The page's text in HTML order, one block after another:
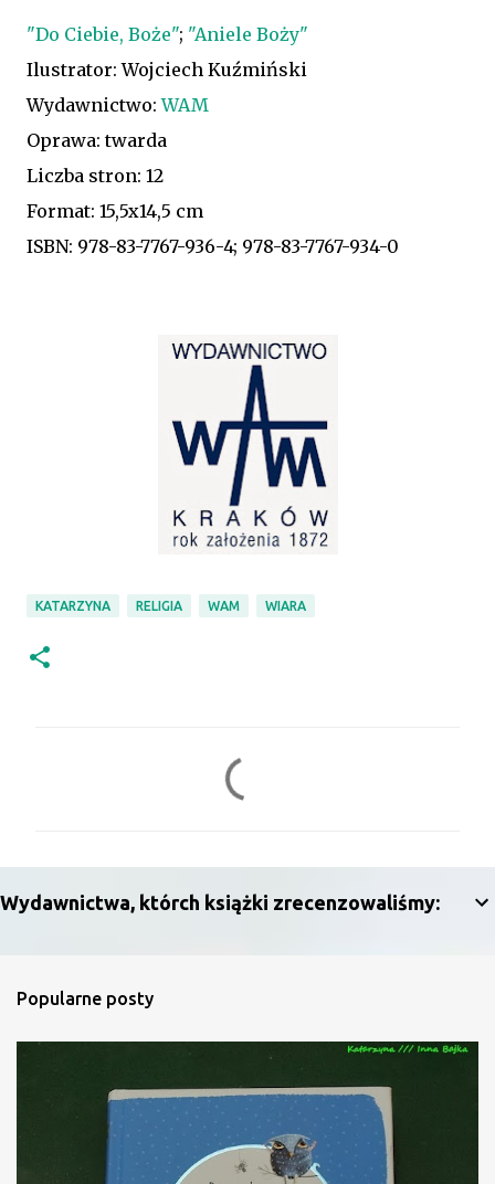
"Do Ciebie, Boże"; "Aniele Boży"
Ilustrator: Wojciech Kuźmiński
Wydawnictwo:WAM
Oprawa: twarda
Liczba stron: 12
Format: 15,5x14,5 cm
ISBN: 978-83-7767-936-4; 978-83-7767-934-0
KATARZYNA RELIGIA WAM WIARA
t
z
e
Wydawnictwa, którch książki zrecenzowaliśmy:
Popularne posty